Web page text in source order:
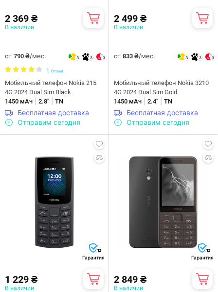
2 369 ₴
В наличии
от 790 ₴/мес. 3 3 3
1 Отзыв
Мобильный телефон Nokia 215
4G 2024 Dual Sim Black
1450 мАч
2.8" TN
Бесплатная доставка
Отправим сегодня
2 499 ₴
В наличии
от 833 ₴/мес. 3 3 3
Мобильный телефон Nokia 3210
4G 2024 Dual Sim Gold
1450 мАч
2.4" TN
Бесплатная доставка
Отправим сегодня
12
Гарантия
1 229 ₴
В наличии
12
Гарантия
2 849 ₴
В наличии